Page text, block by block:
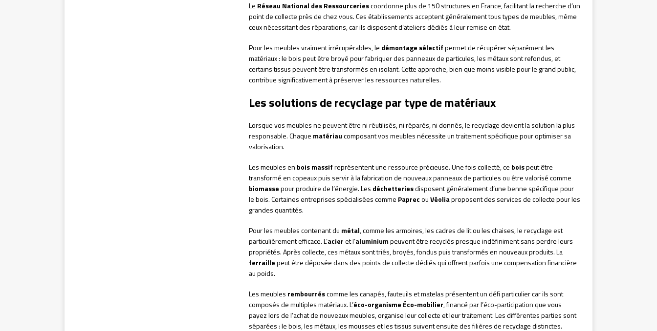
Le Réseau National des Ressourceriescoordonne plus de 150 structures en France, facilitant la recherche d’un
point de collecte près de chez vous. Ces établissements acceptent généralement tous types de meubles, même
ceux nécessitant des réparations, car ils disposent d’ateliers dédiés à leur remise en état.
Pour les meubles vraiment irrécupérables, le démontage sélectifpermet de récupérer séparément les
matériaux : le bois peut être broyé pour fabriquer des panneaux de particules, les métaux sont refondus, et
certains tissus peuvent être transformés en isolant. Cette approche, bien que moins visible pour le grand public,
contribue significativement à préserver les ressources naturelles.
Les solutions de recyclage par type de matériaux
Lorsque vos meubles ne peuvent être ni réutilisés, ni réparés, ni donnés, le recyclage devient la solution la plus
responsable. Chaque matériaucomposant vos meubles nécessite un traitement spécifique pour optimiser sa
valorisation.
Les meubles en bois massifreprésentent une ressource précieuse. Une fois collecté, ce boispeut être
transformé en copeaux puis servir à la fabrication de nouveaux panneaux de particules ou être valorisé comme
biomassepour produire de l’énergie. Les déchetteriesdisposent généralement d’une benne spécifique pour
le bois. Certaines entreprises spécialisées comme PaprecouVéoliaproposent des services de collecte pour les
grandes quantités.
Pour les meubles contenant du métal, comme les armoires, les cadres de lit ou les chaises, le recyclage est
particulièrement efficace. L’acieret l’aluminiumpeuvent être recyclés presque indéfiniment sans perdre leurs
propriétés. Après collecte, ces métaux sont triés, broyés, fondus puis transformés en nouveaux produits. La
ferraillepeut être déposée dans des points de collecte dédiés qui offrent parfois une compensation financière
au poids.
Les meubles rembourréscomme les canapés, fauteuils et matelas présentent un défi particulier car ils sont
composés de multiples matériaux. L’éco-organisme Éco-mobilier, financé par l’éco-participation que vous
payez lors de l’achat de nouveaux meubles, organise leur collecte et leur traitement. Les différentes parties sont
séparées : le bois, les métaux, les mousses et les tissus suivent ensuite des filières de recyclage distinctes.